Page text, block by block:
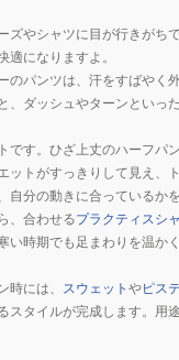
ズやシャツに目が行きが
になりますよ。
のパンツは、汗をすばや
、ダッシュやターンとい
です。ひざ上丈のハーフ
ットがすっきりして見え
分の動きに合っているか
、合わせるプラクティスシ
い時期でも足まわりを温か
には、
スウェット やピス
タイルが完成します。用